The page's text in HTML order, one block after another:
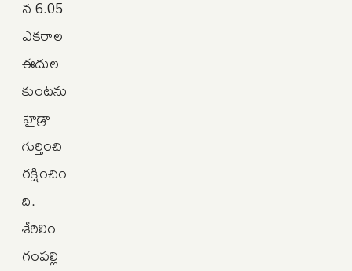
న 6.05
ఎకరాల
ఈదుల
కుంటను
హైడ్రా
గుర్తించి
రక్షించిం
ది.
శేరిలిం
గంపల్లి